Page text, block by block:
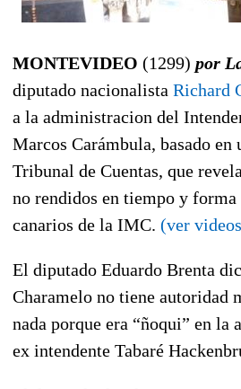
MONTEVIDEO (1299) por
diputado nacionalista Richard
a la administracion del
Marcos Carámbula, basado en
Tribunal de Cuentas, que
no rendidos en tiempo y forma
canarios de la IMC. (ver
El diputado Eduardo Brenta
Charamelo no tiene autoridad
nada porque era “ñoqui” en la
ex intendente Tabaré